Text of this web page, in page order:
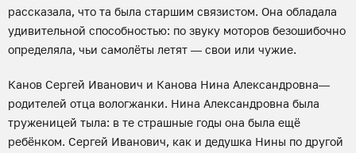
рассказала, что та была старшим связистом. Она обладала
удивительной способностью: по звуку моторов безошибочно
определяла, чьи самолёты летят — свои или чужие.
Канов Сергей Иванович и Канова Нина Александровна—
родителей отца вологжанки. Нина Александровна была
труженицей тыла: в те страшные годы она была ещё
ребёнком. Сергей Иванович, как и дедушка Нины по другой